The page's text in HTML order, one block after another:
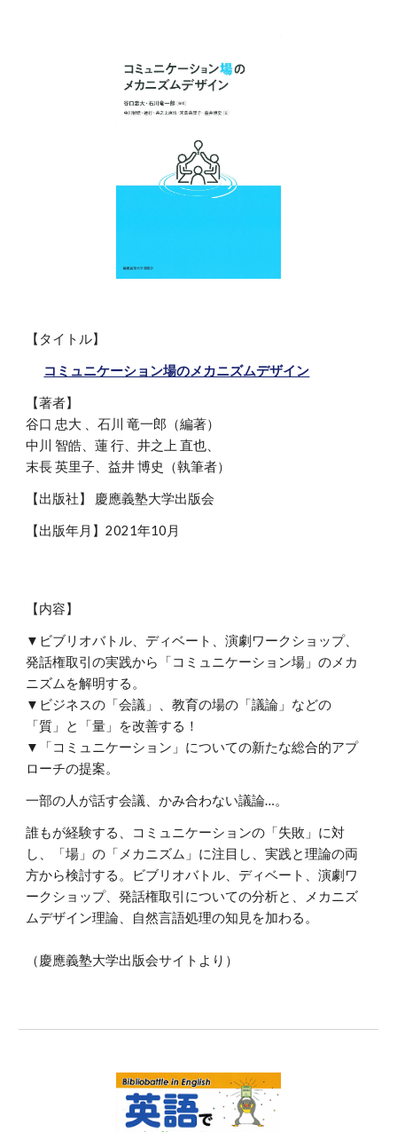
【タイトル】
コミュニケーション場のメカニズムデザイン
【著者】
谷口 忠大 、石川 竜一郎 （編著）
中川 智皓、蓮 行、井之上 直也、
末長 英里子、益井 博史
（執筆者）
【出版社】 慶應義塾大学出版会
【出版年月】2021年10月
【内容】
▼ビブリオバトル、ディベート、演劇ワークショップ、
発話権取引の実践から「コミュニケーション場」のメカ
ニズムを解明する。
▼ビジネスの「会議」、教育の場の「議論」などの
「質」と「量」を改善する！
▼「コミュニケーション」についての新たな総合的アプ
ローチの提案。
一部の人が話す会議、かみ合わない議論…。
誰もが経験する、コミュニケーションの「失敗」に対
し、「場」の「メカニズム」に注目し、実践と理論の両
方から検討する。ビブリオバトル、ディベート、演劇ワ
ークショップ、発話権取引についての分析と、メカニズ
ムデザイン理論、自然言語処理の知見を加わる。
（慶應義塾大学出版会サイトより）